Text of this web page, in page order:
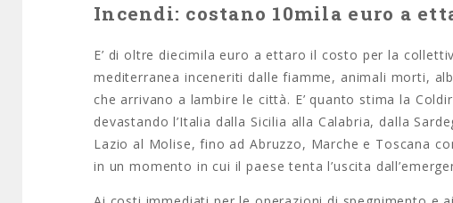
Incendi: costano 10mila euro a
E’ di oltre diecimila euro a ettaro il costo per la
mediterranea inceneriti dalle fiamme, animali morti,
che arrivano a lambire le città. E’ quanto stima la
devastando l’Italia dalla Sicilia alla Calabria, dalla
Lazio al Molise, fino ad Abruzzo, Marche e Toscana
in un momento in cui il paese tenta l’uscita